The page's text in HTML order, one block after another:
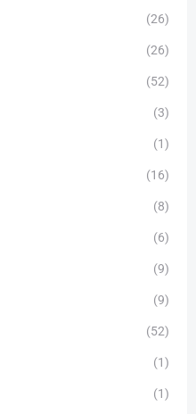
(26)
(26)
(52)
(3)
(1)
(16)
(8)
(6)
(9)
(9)
(52)
(1)
(1)